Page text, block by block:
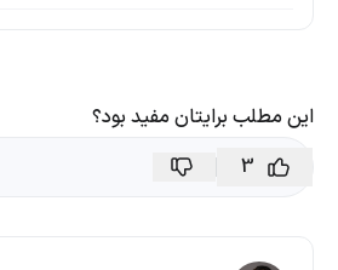
این مطلب برایتان مفید بود؟
3